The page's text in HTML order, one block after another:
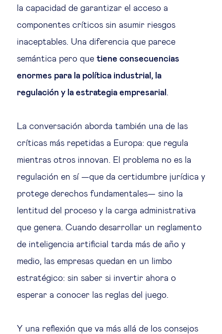
la capacidad de garantizar el acceso a
componentes críticos sin asumir riesgos
inaceptables. Una diferencia que parece
semántica pero que tiene consecuencias
enormes para la política industrial, la
regulación y la estrategia empresarial .
La conversación aborda también una de las
críticas más repetidas a Europa: que regula
mientras otros innovan. El problema no es la
regulación en sí —que da certidumbre jurídica y
protege derechos fundamentales— sino la
lentitud del proceso y la carga administrativa
que genera. Cuando desarrollar un reglamento
de inteligencia artificial tarda más de año y
medio, las empresas quedan en un limbo
estratégico: sin saber si invertir ahora o
esperar a conocer las reglas del juego.
Y una reflexión que va más allá de los consejos